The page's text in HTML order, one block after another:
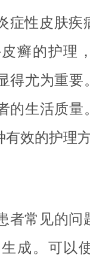
症性皮肤疾
癣的护理
得尤为重要
的生活质量
效的护理方
者常见的问
成。可以